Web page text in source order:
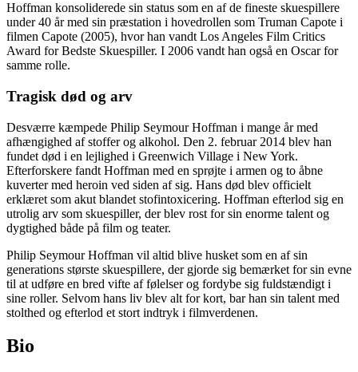
Hoffman konsoliderede sin status som en af ​​de fineste skuespillere
under 40 år med sin præstation i hovedrollen som Truman Capote i
filmen Capote (2005), hvor han vandt Los Angeles Film Critics
Award for Bedste Skuespiller. I 2006 vandt han også en Oscar for
samme rolle.
Tragisk død og arv
Desværre kæmpede Philip Seymour Hoffman i mange år med
afhængighed af stoffer og alkohol. Den 2. februar 2014 blev han
fundet død i en lejlighed i Greenwich Village i New York.
Efterforskere fandt Hoffman med en sprøjte i armen og to åbne
kuverter med heroin ved siden af sig. Hans død blev officielt
erklæret som akut blandet stofintoxicering. Hoffman efterlod sig en
utrolig arv som skuespiller, der blev rost for sin enorme talent og
dygtighed både på film og teater.
Philip Seymour Hoffman vil altid blive husket som en af ​​sin
generations største skuespillere, der gjorde sig bemærket for sin evne
til at udføre en bred vifte af følelser og fordybe sig fuldstændigt i
sine roller. Selvom hans liv blev alt for kort, bar han sin talent med
stolthed og efterlod et stort indtryk i filmverdenen.
Bio